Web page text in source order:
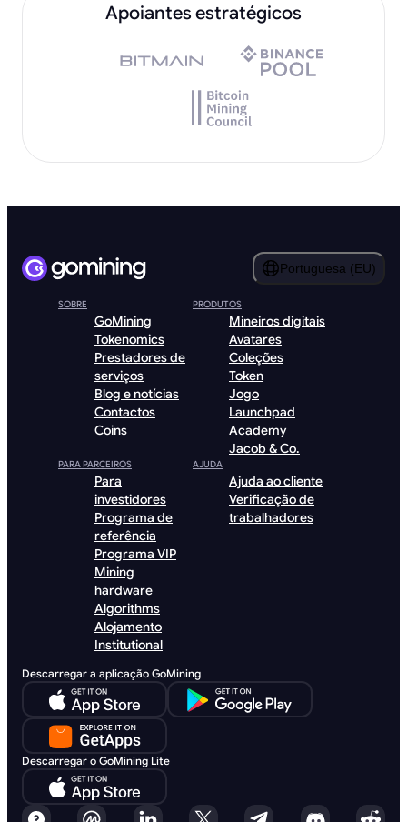
Apoiantes estratégicos
Portuguesa (EU)
SOBRE
GoMining
Tokenomics
Prestadores de
serviços
Blog e notícias
Contactos
Coins
PRODUTOS
Mineiros digitais
Avatares
Coleções
Token
Jogo
Launchpad
Academy
Jacob & Co.
PARA PARCEIROS
Para
investidores
Programa de
referência
Programa VIP
Mining
hardware
Algorithms
Alojamento
Institutional
AJUDA
Ajuda ao cliente
Verificação de
trabalhadores
Descarregar a aplicação GoMining
Descarregar o GoMining Lite